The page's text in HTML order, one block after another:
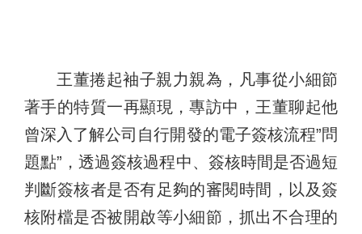
王董捲起袖子親力親為，凡事從小細節
著手的特質一再顯現，專訪中，王董聊起他
曾深入了解公司自行開發的電子簽核流程”問
題點”，透過簽核過程中、簽核時間是否過短
判斷簽核者是否有足夠的審閱時間，以及簽
核附檔是否被開啟等小細節，抓出不合理的